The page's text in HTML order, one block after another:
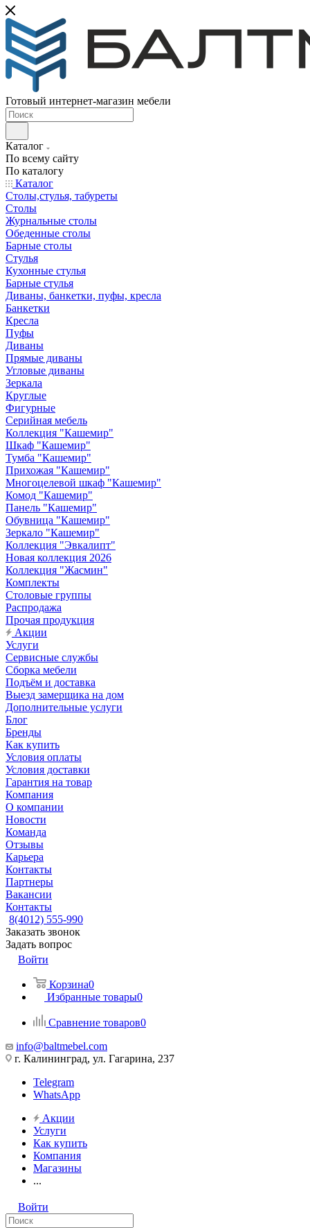
Готовый интернет-магазин мебели
Каталог
По всему сайту
По каталогу
Каталог
Столы,стулья, табуреты
Столы
Журнальные столы
Обеденные столы
Барные столы
Стулья
Кухонные стулья
Барные стулья
Диваны, банкетки, пуфы, кресла
Банкетки
Кресла
Пуфы
Диваны
Прямые диваны
Угловые диваны
Зеркала
Круглые
Фигурные
Серийная мебель
Коллекция "Кашемир"
Шкаф "Кашемир"
Тумба "Кашемир"
Прихожая "Кашемир"
Многоцелевой шкаф "Кашемир"
Комод "Кашемир"
Панель "Кашемир"
Обувница "Кашемир"
Зеркало "Кашемир"
Коллекция "Эвкалипт"
Новая коллекция 2026
Коллекция "Жасмин"
Комплекты
Столовые группы
Распродажа
Прочая продукция
Акции
Услуги
Сервисные службы
Сборка мебели
Подъём и доставка
Выезд замерщика на дом
Дополнительные услуги
Блог
Бренды
Как купить
Условия оплаты
Условия доставки
Гарантия на товар
Компания
О компании
Новости
Команда
Отзывы
Карьера
Контакты
Партнеры
Вакансии
Контакты
8(4012) 555-990
Заказать звонок
Задать вопрос
Войти
Корзина0
Избранные товары0
Сравнение товаров0
info@baltmebel.com
г. Калининград, ул. Гагарина, 237
Telegram
WhatsApp
Акции
Услуги
Как купить
Компания
Магазины
...
Войти